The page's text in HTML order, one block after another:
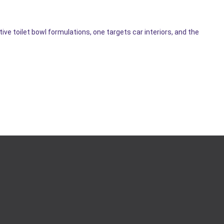
toilet bowl formulations, one targets car interiors, and the